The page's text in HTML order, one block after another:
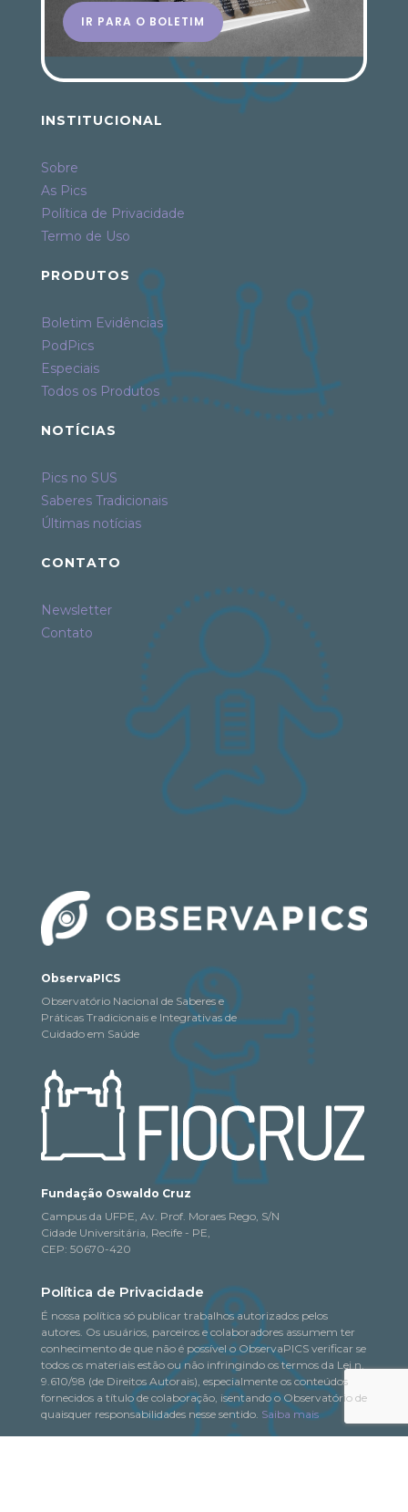
IR PARA O BOLETIM
INSTITUCIONAL
Sobre
As Pics
Política de Privacidade
Termo de Uso
PRODUTOS
Boletim Evidências
PodPics
Especiais
Todos os Produtos
NOTÍCIAS
Pics no SUS
Saberes Tradicionais
Últimas notícias
CONTATO
Newsletter
Contato
ObservaPICS
Observatório Nacional de Saberes e
Práticas Tradicionais e Integrativas de
Cuidado em Saúde
Fundação Oswaldo Cruz
Campus da UFPE, Av. Prof. Moraes Rego, S/N
Cidade Universitária, Recife - PE,
CEP: 50670-420
Política de Privacidade
É nossa política só publicar trabalhos autorizados pelos
autores. Os usuários, parceiros e colaboradores assumem ter
conhecimento de que não é possível o ObservaPICS verificar se
todos os materiais estão ou não infringindo os termos da Lei n.
9.610/98 (de Direitos Autorais), especialmente os conteúdos
fornecidos a título de colaboração, isentando o Observatório de
quaisquer responsabilidades nesse sentido. Saiba mais